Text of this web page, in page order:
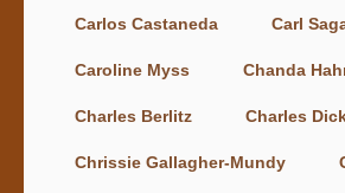
Carlos Castaneda Carl
Caroline Myss Chanda
Charles Berlitz Charles
Chrissie Gallagher-Mundy